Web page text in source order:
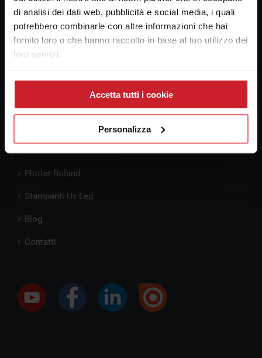
di analisi dei dati web, pubblicità e social media, i quali
potrebbero combinarle con altre informazioni che hai
fornito loro o che hanno raccolto in base al tuo utilizzo dei
loro servizi.
Accetta tutti i cookie
Personalizza
Presso la sede della Bosco forniture Grafiche s.a.s.
Via Principe di Paternò 174
90145 Palermo
Cellulare:3347247609
Percorsi di Consulenza
Plotter Roland
Stampanti Uv Led
Blog
Contatti